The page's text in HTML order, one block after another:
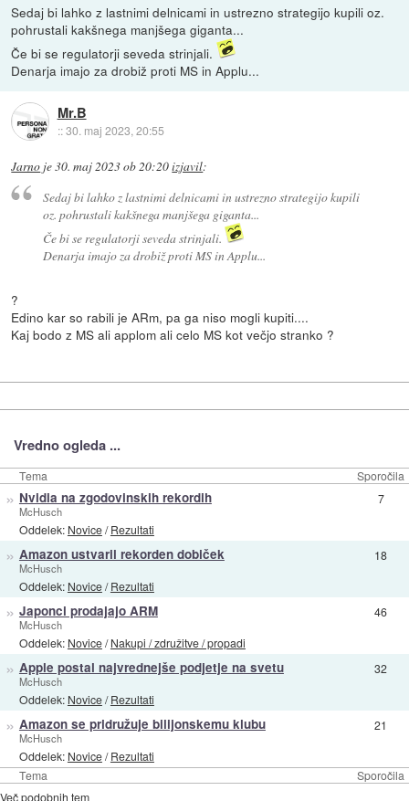
Sedaj bi lahko z lastnimi delnicami in ustrezno strategijo kupili oz.
pohrustali kakšnega manjšega giganta...
Če bi se regulatorji seveda strinjali.
Denarja imajo za drobiž proti MS in Applu...
Mr.B
::30. maj 2023, 20:55
Jarno je30. maj 2023 ob 20:20izjavil:
Sedaj bi lahko z lastnimi delnicami in ustrezno strategijo kupili
oz. pohrustali kakšnega manjšega giganta...
Če bi se regulatorji seveda strinjali.
Denarja imajo za drobiž proti MS in Applu...
?
Edino kar so rabili je ARm, pa ga niso mogli kupiti....
Kaj bodo z MS ali applom ali celo MS kot večjo stranko ?
Vredno ogleda ...
Tema Sporočila
Tema Sporočila
» Nvidia na zgodovinskih rekordih
McHusch
Oddelek: Novice/Rezultati
7
» Amazon ustvaril rekorden dobiček
McHusch
Oddelek: Novice/Rezultati
18
» Japonci prodajajo ARM
McHusch
Oddelek: Novice/Nakupi / združitve / propadi
46
» Apple postal najvrednejše podjetje na svetu
McHusch
Oddelek: Novice/Rezultati
32
» Amazon se pridružuje bilijonskemu klubu
McHusch
Oddelek: Novice/Rezultati
21
Več podobnih tem